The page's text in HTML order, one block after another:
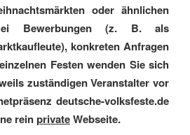
oder ähnlichen
Bewerbungen (z. B. als
konkreten Anfragen
Festen wenden Sie sich
zuständigen Veranstalter vor
deutsche-volksfeste.de
reinprivateWebseite.